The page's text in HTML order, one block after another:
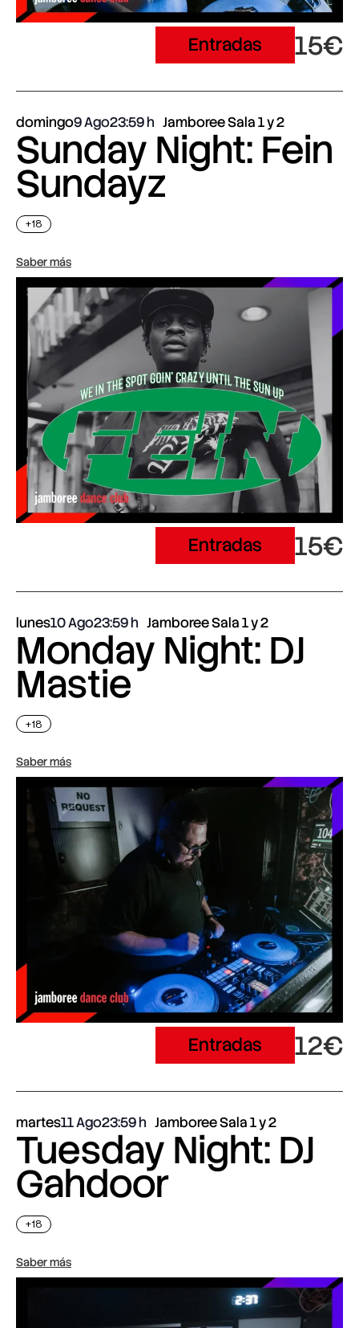
Entradas 15€
domingo9 Ago23:59 Jamboree Sala 1 y 2
Sunday Night: Fein
Sundayz
+18
Saber más
Entradas 15€
lunes10 Ago23:59 Jamboree Sala 1 y 2
Monday Night: DJ
Mastie
+18
Saber más
Entradas 12€
martes11 Ago23:59 Jamboree Sala 1 y 2
Tuesday Night: DJ
Gahdoor
+18
Saber más